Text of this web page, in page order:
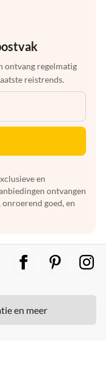
ontvang regelmatig
reistrends.
en
ontvangen
goed, en
en meer